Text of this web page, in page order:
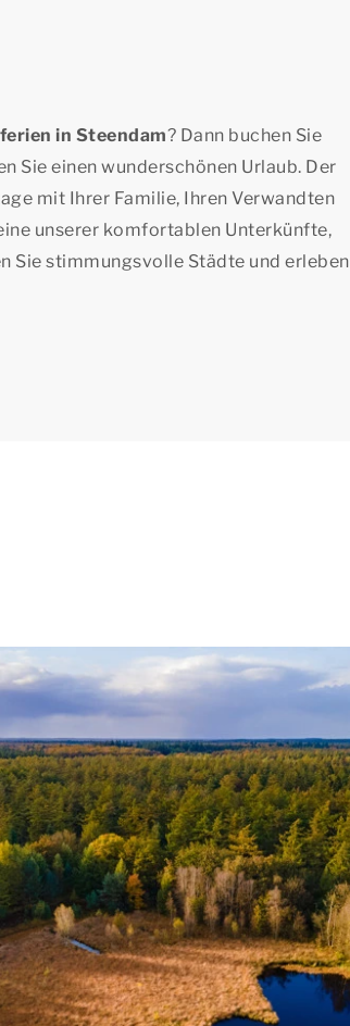
in Steendam? Dann buchen Sie
Sie einen wunderschönen Urlaub. Der
mit Ihrer Familie, Ihren Verwandten
unserer komfortablen Unterkünfte,
Sie stimmungsvolle Städte und erleben